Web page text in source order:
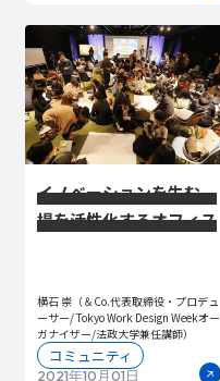
イノベーションを生む、
場を活性化するオフィス
横石 崇（＆Co.代表取締役・プロデュ
ーサー/ Tokyo Work Design Weekオー
ガナイザー/法政大学兼任講師）
2021年10月01日
コミュニティ